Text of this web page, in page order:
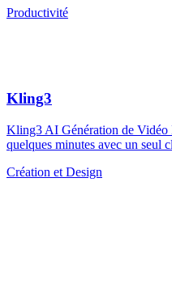
Productivité
Kling3
Kling3 AI Génération de Vidéo
quelques minutes avec un seul
Création et Design